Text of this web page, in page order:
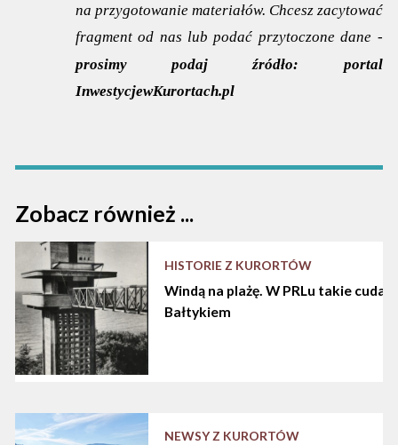
na przygotowanie materiałów. Chcesz zacytować
fragment od nas lub podać przytoczone dane -
prosimy podaj źródło:
portal
InwestycjewKurortach.pl
Zobacz również ...
HISTORIE Z KURORTÓW
Windą na plażę. W PRLu takie cuda
Bałtykiem
NEWSY Z KURORTÓW